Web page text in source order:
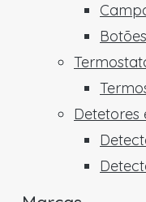
Detetores